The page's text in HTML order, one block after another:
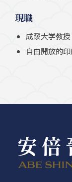
現職
成蹊大学教授
自由開放的